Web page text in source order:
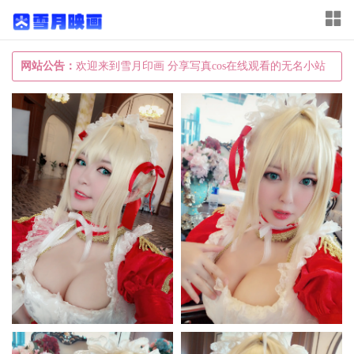
网站公告： 欢迎来到雪月印画 分享写真cos在线观看的无名小站
T
o
g
g
l
e
n
a
v
i
g
a
t
i